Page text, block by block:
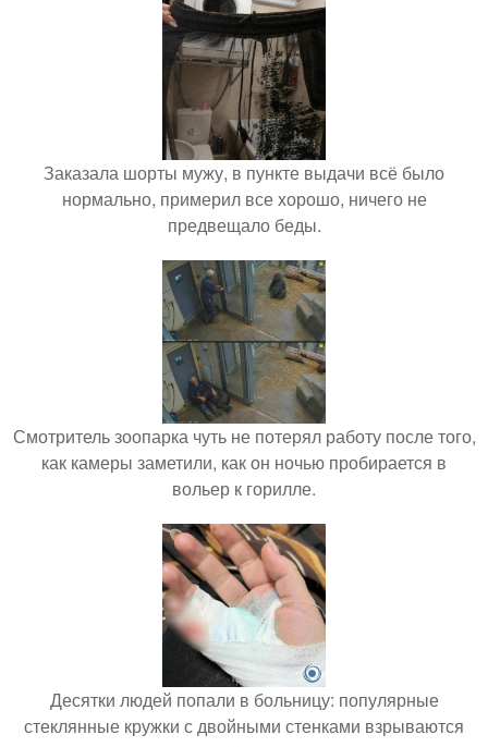
Заказала шорты мужу, в пункте выдачи всё было
нормально, примерил все хорошо, ничего не
предвещало беды.
Смотритель зоопарка чуть не потерял работу после того,
как камеры заметили, как он ночью пробирается в
вольер к горилле.
Десятки людей попали в больницу: популярные
стеклянные кружки с двойными стенками взрываются